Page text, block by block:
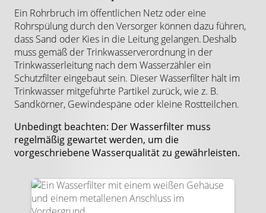
Ein Rohrbruch im öffentlichen Netz oder eine
Rohrspülung durch den Versorger können dazu führen,
dass Sand oder Kies in die Leitung gelangen. Deshalb
muss gemäß der Trinkwasserverordnung in der
Trinkwasserleitung nach dem Wasserzähler ein
Schutzfilter eingebaut sein. Dieser Wasserfilter hält im
Trinkwasser mitgeführte Partikel zurück, wie z. B.
Sandkörner, Gewindespäne oder kleine Rostteilchen.
Unbedingt beachten: Der Wasserfilter muss
regelmäßig gewartet werden, um die
vorgeschriebene Wasserqualität zu gewährleisten.